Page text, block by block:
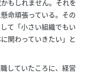
もしれません。それを
命頑張っている。その
て「小さい組織でもい
関わっていきたい」と
していたころに、経営